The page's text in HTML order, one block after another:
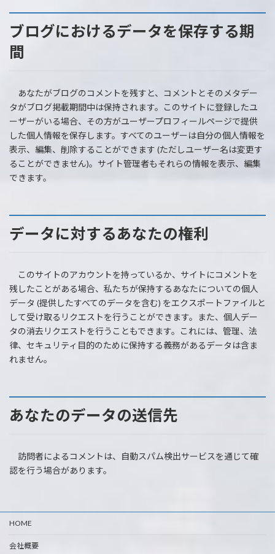
ブログにおけるデータを保存する期
間
あなたがブログのコメントを残すと、コメントとそのメタデー
タがブログ掲載期間中は保持されます。このサイトに登録したユ
ーザーがいる場合、その方がユーザープロフィールページで提供
した個人情報を保存します。すべてのユーザーは自分の個人情報を
表示、編集、削除することができます (ただしユーザー名は変更す
ることができません)。サイト管理者もそれらの情報を表示、編集
できます。
データに対するあなたの権利
このサイトのアカウントを持っているか、サイトにコメントを
残したことがある場合、私たちが保持するあなたについての個人
データ (提供したすべてのデータを含む) をエクスポートファイルと
して受け取るリクエストを行うことができます。また、個人デー
タの消去リクエストを行うこともできます。これには、管理、法
律、セキュリティ目的のために保持する義務があるデータは含ま
れません。
あなたのデータの送信先
訪問者によるコメントは、自動スパム検出サービスを通じて確
認を行う場合があります。
HOME
会社概要